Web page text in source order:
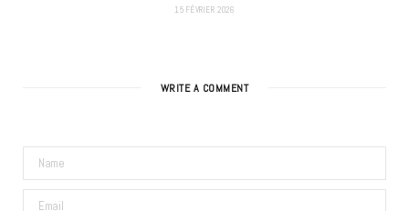
15 FÉVRIER 2026
WRITE A COMMENT